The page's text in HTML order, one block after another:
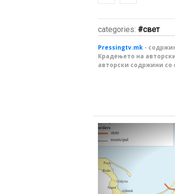
categories: свет
Pressingtv.mk -
Крадењето на
авторски содржини со